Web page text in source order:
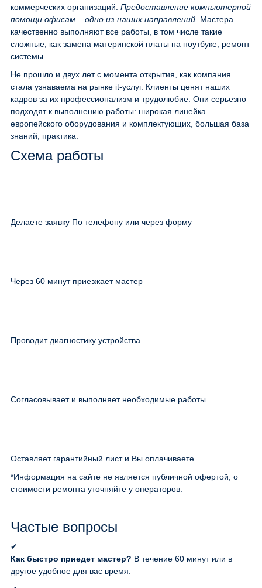
коммерческих организаций. Предоставление компьютерной
помощи офисам – одно из наших направлений . Мастера
качественно выполняют все работы, в том числе такие
сложные, как замена материнской платы на ноутбуке, ремонт
системы.
Не прошло и двух лет с момента открытия, как компания
стала узнаваема на рынке it-услуг. Клиенты ценят наших
кадров за их профессионализм и трудолюбие. Они серьезно
подходят к выполнению работы: широкая линейка
европейского оборудования и комплектующих, большая база
знаний, практика.
Схема работы
Делаете заявку По телефону или через форму
Через 60 минут приезжает мастер
Проводит диагностику устройства
Согласовывает и выполняет необходимые работы
Оставляет гарантийный лист и Вы оплачиваете
*Информация на сайте не является публичной офертой, о
стоимости ремонта уточняйте у операторов.
Частые вопросы
✔
Как быстро приедет мастер? В течение 60 минут или в
другое удобное для вас время.